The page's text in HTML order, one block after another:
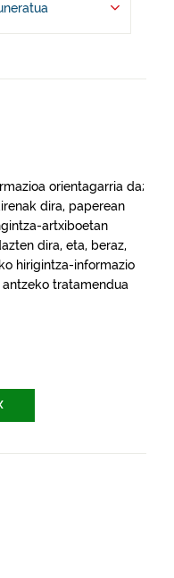
orientagarria da;
dira, paperean
artxiboetan
dira, eta, beraz,
hirigintza-informazio
tratamendua